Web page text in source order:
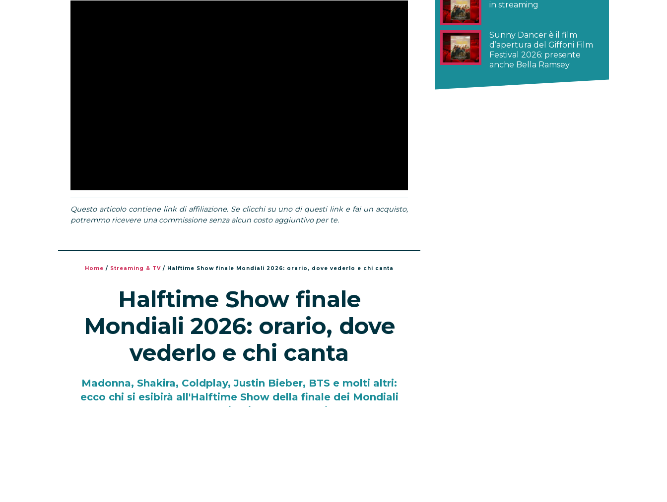
Questo articolo contiene link di affiliazione. Se clicchi su uno di questi link e fai un acquisto,
potremmo ricevere una commissione senza alcun costo aggiuntivo per te.
Home / Streaming & TV / Halftime Show finale Mondiali 2026: orario, dove vederlo e chi canta
Halftime Show finale
Mondiali 2026: orario, dove
vederlo e chi canta
Madonna, Shakira, Coldplay, Justin Bieber, BTS e molti altri:
ecco chi si esibirà all'Halftime Show della finale dei Mondiali
2026 e dove seguirlo in TV e streaming.
in streaming
Sunny Dancer è il film
d’apertura del Giffoni Film
Festival 2026: presente
anche Bella Ramsey